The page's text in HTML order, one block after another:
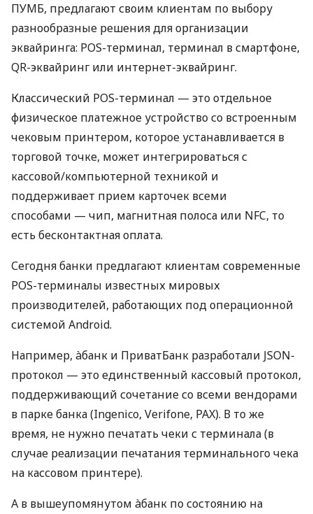
ПУМБ, предлагают своим клиентам по выбору
разнообразные решения для организации
эквайринга: POS-терминал, терминал в смартфоне,
QR-эквайринг или интернет-эквайринг.
Классический POS-терминал — это отдельное
физическое платежное устройство со встроенным
чековым принтером, которое устанавливается в
торговой точке, может интегрироваться с
кассовой/компьютерной техникой и
поддерживает прием карточек всеми
способами — чип, магнитная полоса или NFC, то
есть бесконтактная оплата.
Сегодня банки предлагают клиентам современные
POS-терминалы известных мировых
производителей, работающих под операционной
системой Android.
Например, àбанк и ПриватБанк разработали JSON-
протокол — это единственный кассовый протокол,
поддерживающий сочетание со всеми вендорами
в парке банка (Ingenico, Verifone, PAX). В то же
время, не нужно печатать чеки с терминала (в
случае реализации печатания терминального чека
на кассовом принтере).
А в вышеупомянутом àбанк по состоянию на